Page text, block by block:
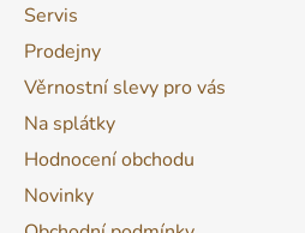
Servis
Prodejny
Věrnostní slevy pro vás
Na splátky
Hodnocení obchodu
Novinky